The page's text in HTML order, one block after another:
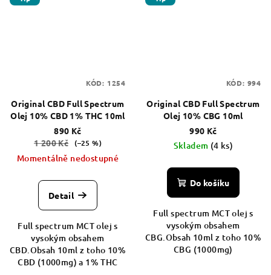
Original CBD Full Spectrum
Olej 10% CBD 1% THC 10ml
890 Kč
1 200 Kč
(–25 %)
Momentálně nedostupné
Detail
Full spectrum MCT olej s
vysokým obsahem
CBD.Obsah 10ml z toho 10%
CBD (1000mg) a 1% THC
KÓD: 1254
Original CBD Full Spectrum
Olej 10% CBG 10ml
990 Kč
Skladem (4 ks)
Do košíku
Full spectrum MCT olej s
vysokým obsahem
CBG.Obsah 10ml z toho 10%
CBG (1000mg)
KÓD: 994